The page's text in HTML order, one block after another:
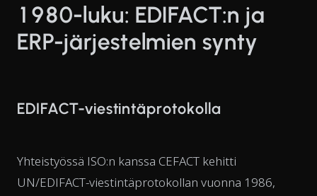
1980-luku: EDIFACT:n ja
ERP-järjestelmien synty
EDIFACT-viestintäprotokolla
Yhteistyössä ISO:n kanssa CEFACT kehitti
UN/EDIFACT-viestintäprotokollan vuonna 1986,